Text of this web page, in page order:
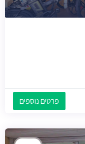
פרטים נוספים